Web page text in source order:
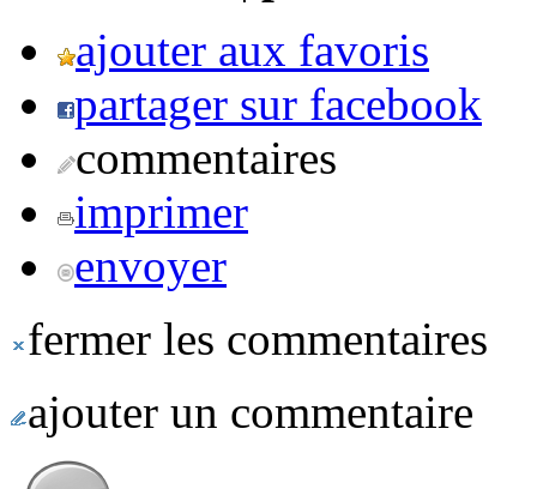
ajouter aux favoris
partager sur facebook
commentaires
imprimer
envoyer
fermer les commentaires
ajouter un commentaire